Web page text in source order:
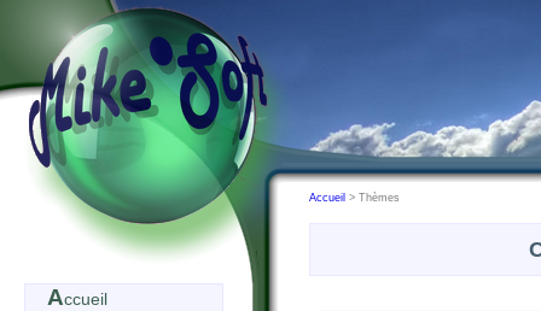
Accueil
Accueil > Thèmes